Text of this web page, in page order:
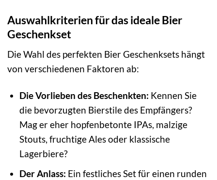
Auswahlkriterien für das ideale Bier
Geschenkset
Die Wahl des perfekten Bier Geschenksets hängt
von verschiedenen Faktoren ab:
Die Vorlieben des Beschenkten: Kennen Sie
die bevorzugten Bierstile des Empfängers?
Mag er eher hopfenbetonte IPAs, malzige
Stouts, fruchtige Ales oder klassische
Lagerbiere?
Der Anlass: Ein festliches Set für einen runden